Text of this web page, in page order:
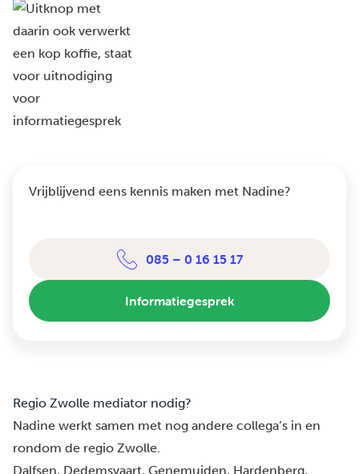
Vrijblijvend eens kennis maken met Nadine?
085 – 0 16 15 17
Informatiegesprek
Regio Zwolle mediator nodig?
Nadine werkt samen met nog andere collega’s in en
rondom de regio Zwolle.
Dalfsen, Dedemsvaart, Genemuiden, Hardenberg